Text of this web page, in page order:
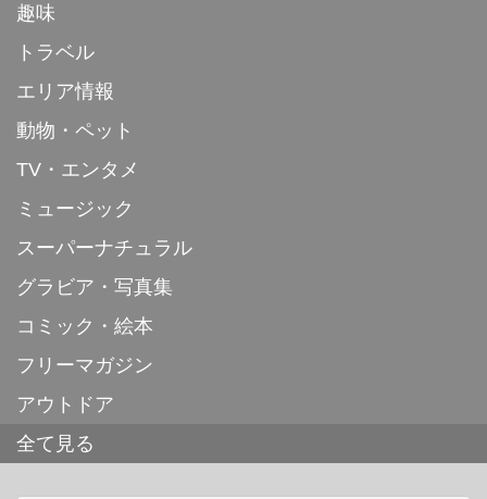
趣味
トラベル
エリア情報
動物・ペット
TV・エンタメ
ミュージック
スーパーナチュラル
グラビア・写真集
コミック・絵本
フリーマガジン
アウトドア
全て見る